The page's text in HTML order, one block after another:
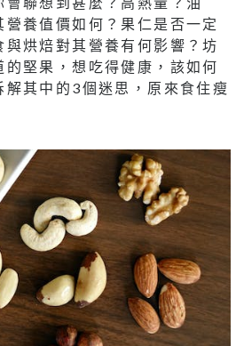
養值價如何？果仁是否一定
與烘焙對其營養有何影響？坊
的堅果，想吃得健康，該如何
解其中的3個迷思，原來食住瘦